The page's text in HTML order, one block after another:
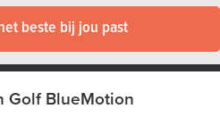
beste bij jou past
Golf BlueMotion